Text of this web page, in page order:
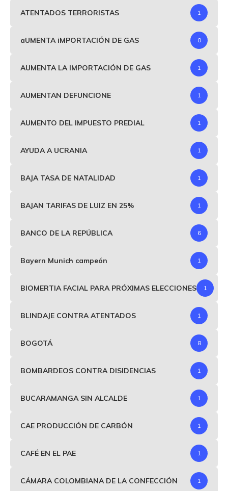
ATENTADOS TERRORISTAS 1
aUMENTA iMPORTACIÓN DE GAS 0
AUMENTA LA IMPORTACIÓN DE GAS 1
AUMENTAN DEFUNCIONE 1
AUMENTO DEL IMPUESTO PREDIAL 1
AYUDA A UCRANIA 1
BAJA TASA DE NATALIDAD 1
BAJAN TARIFAS DE LUIZ EN 25% 1
BANCO DE LA REPÚBLICA 6
Bayern Munich campeón 1
BIOMERTIA FACIAL PARA PRÓXIMAS ELECCIONES 1
BLINDAJE CONTRA ATENTADOS 1
BOGOTÁ 8
BOMBARDEOS CONTRA DISIDENCIAS 1
BUCARAMANGA SIN ALCALDE 1
CAE PRODUCCIÓN DE CARBÓN 1
CAFÉ EN EL PAE 1
CÁMARA COLOMBIANA DE LA CONFECCIÓN 1